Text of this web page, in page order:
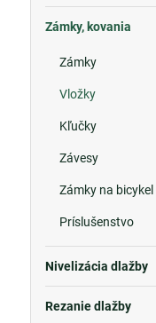
Zámky, kovania
Zámky
Vložky
Kľučky
Závesy
Zámky na bicykel
Príslušenstvo
Nivelizácia dlažby
Rezanie dlažby